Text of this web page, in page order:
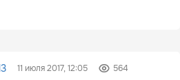
11 июля 2017, 12:05 564